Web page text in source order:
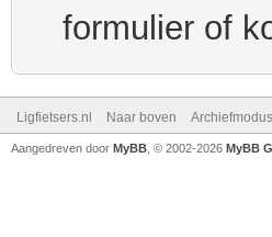
formulier of
Ligfietsers.nl Naar boven Archiefmodus
Aangedreven door MyBB , © 2002-2026 MyBB